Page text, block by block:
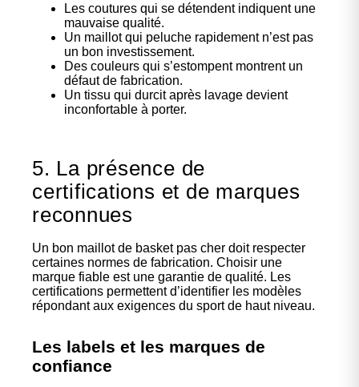
Les coutures qui se détendent indiquent une
mauvaise qualité.
Un maillot qui peluche rapidement n’est pas
un bon investissement.
Des couleurs qui s’estompent montrent un
défaut de fabrication.
Un tissu qui durcit après lavage devient
inconfortable à porter.
5. La présence de
certifications et de marques
reconnues
Un bon maillot de basket pas cher doit respecter
certaines normes de fabrication. Choisir une
marque fiable est une garantie de qualité. Les
certifications permettent d’identifier les modèles
répondant aux exigences du sport de haut niveau.
Les labels et les marques de
confiance